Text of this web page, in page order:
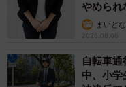
やめられ
まいど
2026.08.06
自転車
中、小